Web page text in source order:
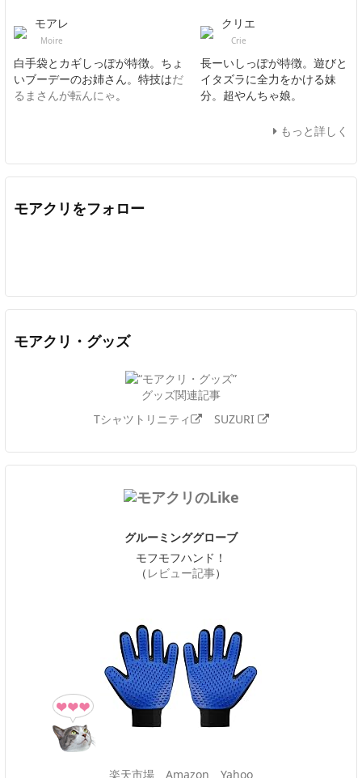
モアレ
Moire
白手袋とカギしっぽが特徴。ちょ
いブーデーのお姉さん。特技はだ
るまさんが転んにゃ。
クリエ
Crie
長ーいしっぽが特徴。遊びと
イタズラに全力をかける妹
分。超やんちゃ娘。
もっと詳しく
モアクリをフォロー
モアクリ・グッズ
グッズ関連記事
Tシャツトリニティ
SUZURI
グルーミンググローブ
モフモフハンド！
（ レビュー記事）
楽天市場 Amazon Yahoo